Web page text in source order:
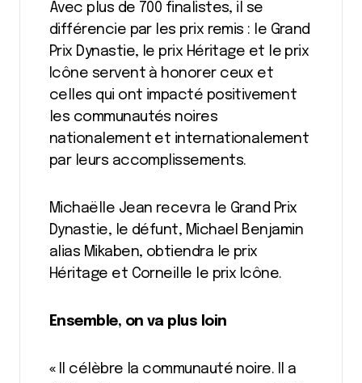
Avec plus de 700 finalistes, il se
différencie par les prix remis : le Grand
Prix Dynastie, le prix Héritage et le prix
Icône servent à honorer ceux et
celles qui ont impacté positivement
les communautés noires
nationalement et internationalement
par leurs accomplissements.
Michaëlle Jean recevra le Grand Prix
Dynastie, le défunt, Michael Benjamin
alias Mikaben, obtiendra le prix
Héritage et Corneille le prix Icône.
Ensemble, on va plus loin
«
Il célèbre la communauté noire. Il a